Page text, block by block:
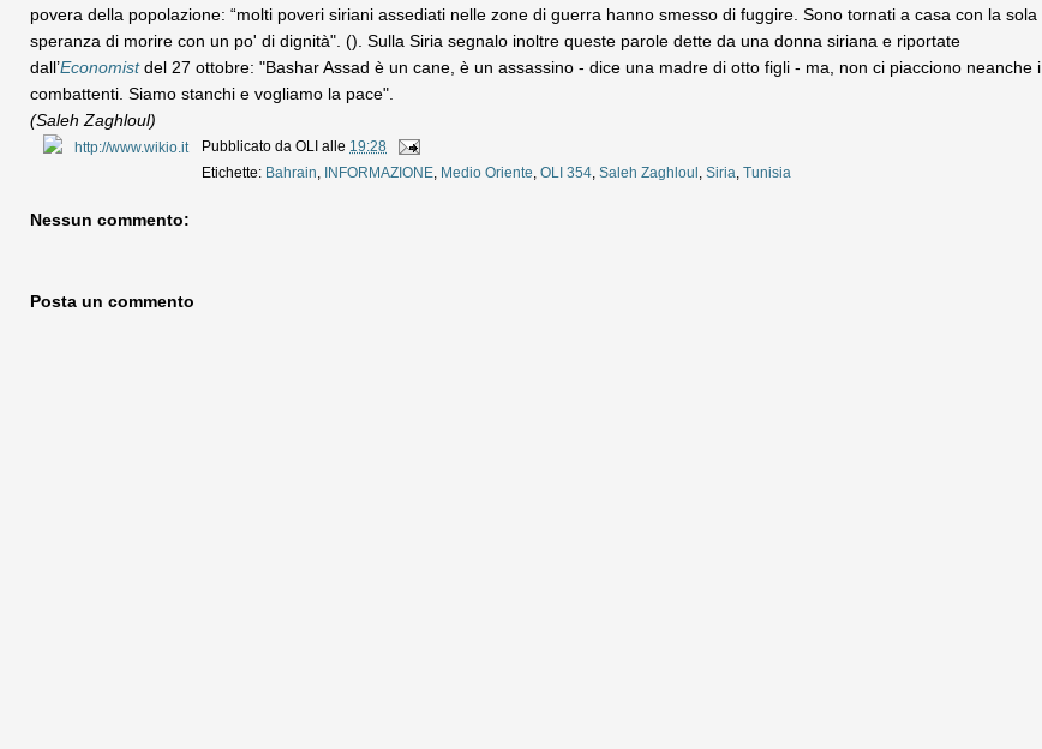
povera della popolazione: “molti poveri siriani assediati nelle zone di guerra hanno smesso di fuggire. Sono tornati a casa con la sola
speranza di morire con un po' di dignità". (). Sulla Siria segnalo inoltre queste parole dette da una donna siriana e riportate
dall’Economist del 27 ottobre: "Bashar Assad è un cane, è un assassino - dice una madre di otto figli - ma, non ci piacciono neanche i
combattenti. Siamo stanchi e vogliamo la pace".
(Saleh Zaghloul)
Pubblicato daOLI alle 19:28
Etichette: Bahrain, INFORMAZIONE, Medio Oriente,OLI 354,Saleh Zaghloul ,Siria,Tunisia
Nessun commento:
Posta un commento